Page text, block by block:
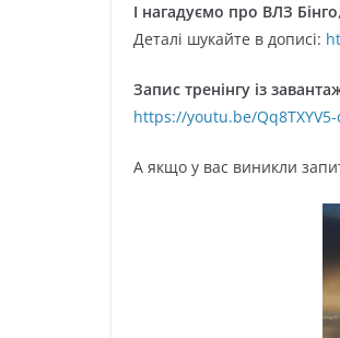
І нагадуємо про ВЛЗ Бінго
Деталі шукайте в дописі:
Запис тренінгу із
https://youtu.be/Qq8TXYV5-
А якщо у вас виникли